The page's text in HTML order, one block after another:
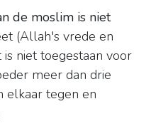
de moslim is niet
(Allah's vrede en
niet toegestaan voor
meer dan drie
elkaar tegen en